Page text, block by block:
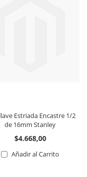
Estriada Encastre 1/2
de 16mm Stanley
$4.668,00
Añadir al Carrito